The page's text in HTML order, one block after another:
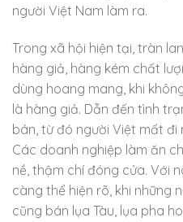
người Việt Nam làm ra.
Trong xã hội hiện tại, tràn
hàng giả, hàng kém chất
dùng hoang mang, khi
là hàng giả. Dẫn đến tình
bán, từ đó người Việt mất đi
Các doanh nghiệp làm ăn
nề, thậm chí đóng cửa. Với
càng thể hiện rõ, khi những
cũng bán lụa Tàu, lụa pha